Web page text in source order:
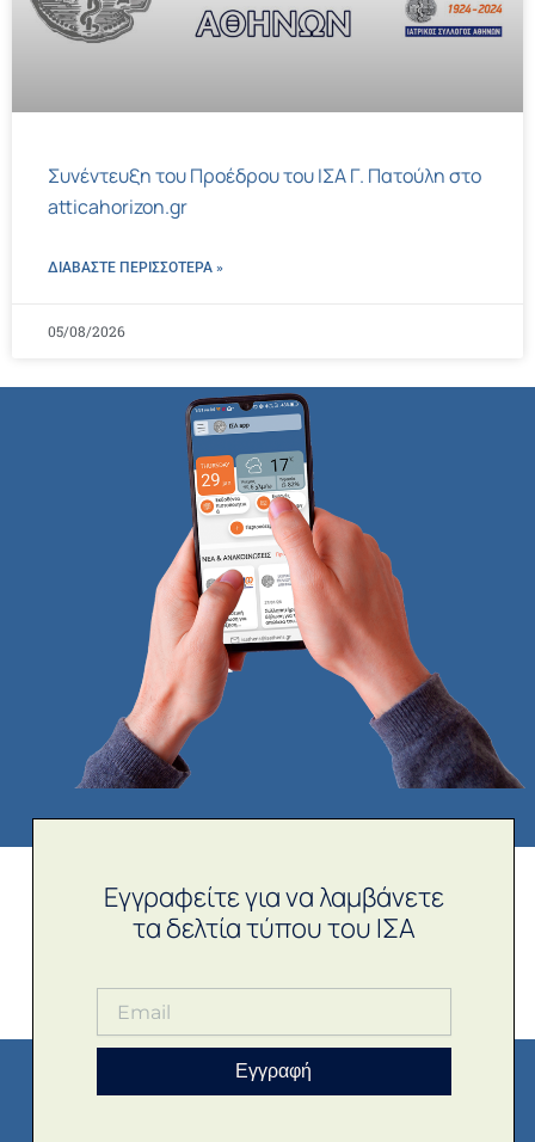
Συνέντευξη του Προέδρου του ΙΣΑ Γ. Πατούλη στο
atticahorizon.gr
ΔΙΑΒΑΣΤΕ ΠΕΡΙΣΣΌΤΕΡΑ »
05/08/2026
Εγγραφείτε για να λαμβάνετε
τα δελτία τύπου του ΙΣΑ
Εγγραφή